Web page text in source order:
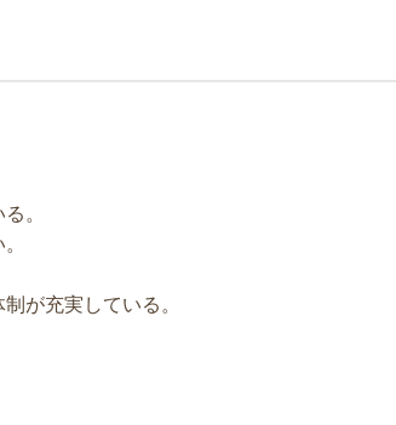
。
が充実している。